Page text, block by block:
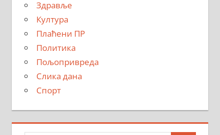
Здравље
Култура
Плаћени ПР
Политика
Пољопривреда
Слика дана
Спорт